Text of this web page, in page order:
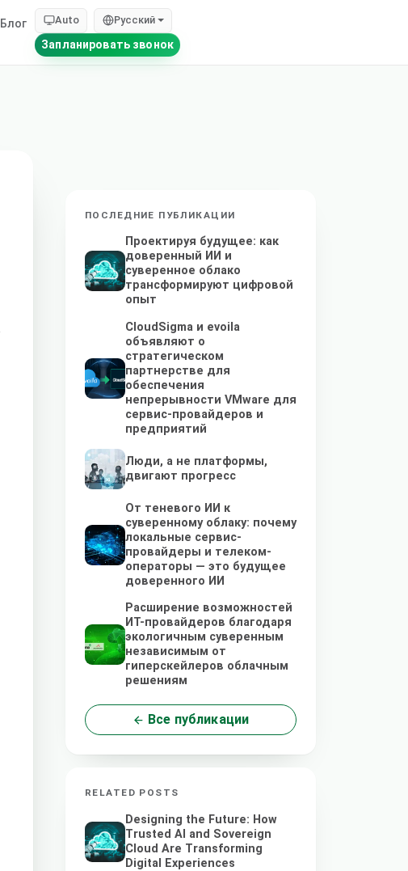
Блог Auto Русский
Запланировать звонок
ПОСЛЕДНИЕ ПУБЛИКАЦИИ
Проектируя будущее: как
доверенный ИИ и
суверенное облако
трансформируют цифровой
опыт
CloudSigma и evoila
объявляют о
стратегическом
партнерстве для
обеспечения
непрерывности VMware для
сервис-провайдеров и
предприятий
Люди, а не платформы,
двигают прогресс
От теневого ИИ к
суверенному облаку: почему
локальные сервис-
провайдеры и телеком-
операторы — это будущее
доверенного ИИ
Расширение возможностей
ИТ-провайдеров благодаря
экологичным суверенным
независимым от
гиперскейлеров облачным
решениям
Все публикации
RELATED POSTS
Designing the Future: How
Trusted AI and Sovereign
Cloud Are Transforming
Digital Experiences